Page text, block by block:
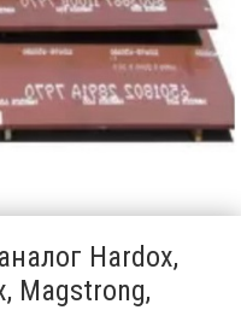
Hardox,
Magstrong,